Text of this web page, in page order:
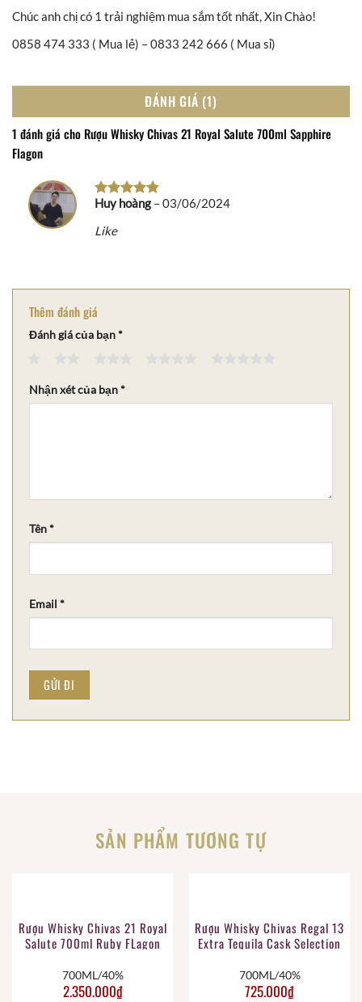
Chúc anh chị có 1 trải nghiệm mua sắm tốt nhất, Xin Chào!
0858 474 333 ( Mua lẻ) – 0833 242 666 ( Mua sỉ)
ĐÁNH GIÁ (1)
1 đánh giá cho Rượu Whisky Chivas 21 Royal Salute 700ml Sapphire
Flagon
Được xếp
sao
Huy hoàng –03/06/2024
Like
Thêm đánh giá
Đánh giá của bạn*
Nhận xét của bạn*
Tên*
Email *
SẢN PHẨM TƯƠNG TỰ
Rượu Whisky Chivas 21 Royal
Salute 700ml Ruby FLagon
700ML/40%
2.350.000₫
Rượu Whisky Chivas Regal 13
Extra Tequila Cask Selection
700ML/40%
725.000₫